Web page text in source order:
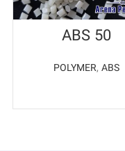
ABS 50
POLYMER, ABS